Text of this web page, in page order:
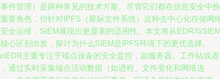
件管理）是两种常见的技术方案。尽管它们都在信息安全中扮
要角色，但针对IPFS（星际文件系统）这种去中心化存储网
全运维，SIEM展现出更显著的适用性。本文将从EDR与
心区别出发，探讨为什么SIEM是IPFS环境下的更优选择。
主要专注于端点设备的安全监控，如服务器、工作站或
通过实时采集端点活动数据（如进程、文件变化和网络连